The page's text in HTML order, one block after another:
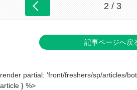
2 / 3
記事ページへ戻
render partial: 'front/freshers/sp/articles/
article } %>